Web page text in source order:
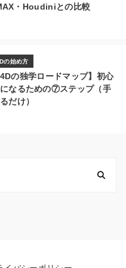
・Houdiniとの比較
の始め方
の独学ロードマップ】初心
なるための⑦ステップ（手
だけ）